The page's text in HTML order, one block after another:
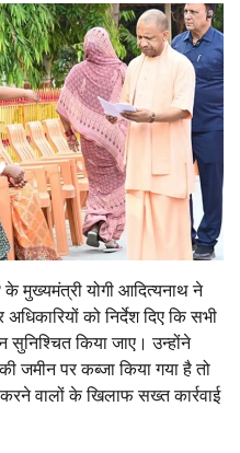
मुख्यमंत्री योगी आदित्यनाथ ने
को निर्देश दिए कि सभी
सुनिश्चित किया जाए। उन्होंने
जमीन पर कब्जा किया गया है तो
वालों के खिलाफ सख्त कार्रवाई